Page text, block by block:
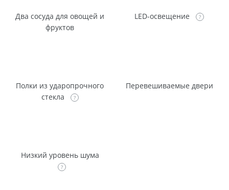
Два сосуда для овощей и
фруктов
LED-освещение
Полки из ударопрочного
стекла
Перевешиваемые двери
Низкий уровень шума